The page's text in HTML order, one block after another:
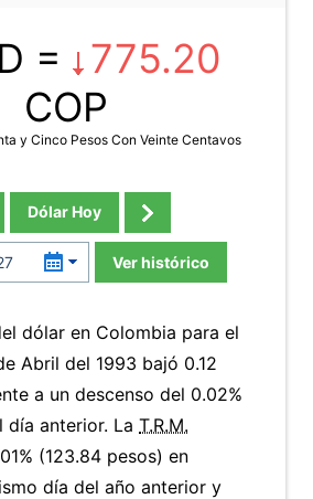
=
775.20
COP
y Cinco Pesos Con Veinte Centavos
Dólar Hoy
Ver histórico
dólar en Colombia para el
Abril del 1993 bajó 0.12
a un descenso del 0.02%
anterior. La T.R.M.
(123.84 pesos) en
día del año anterior y